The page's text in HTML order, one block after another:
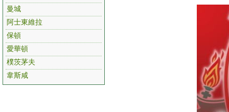
曼城
阿士東維拉
保頓
愛華頓
樸茨茅夫
韋斯咸